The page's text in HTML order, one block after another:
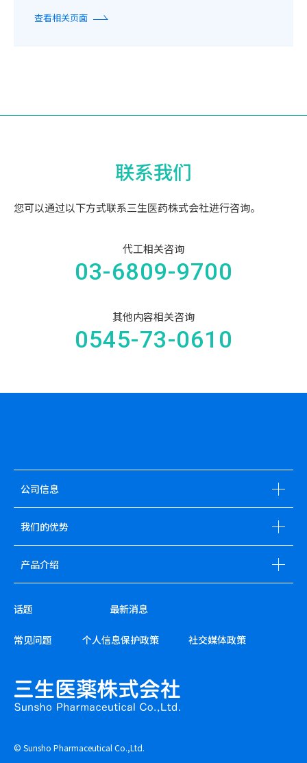
查看相关页面
联系我们
您可以通过以下方式联系三生医药株式会社进行咨询。
代工相关咨询
03-6809-9700
其他内容相关咨询
0545-73-0610
公司信息
我们的优势
产品介绍
话题 最新消息
常见问题 个人信息保护政策 社交媒体政策
© Sunsho Pharmaceutical Co.,Ltd.